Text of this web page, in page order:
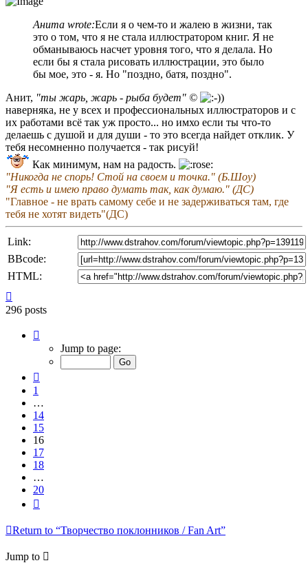
Анита wrote:Если я о чем-то и жалею в жизни, так
это о том, что я не стала иллюстратором книг. Я не
обманываюсь насчет уровня того, что я делала. Но
если бы я стала рисовать иллюстрации, это было
бы мое, это - я. Но "поздно, батя, поздно".
Анит, "ты жарь, жарь - рыба будет" ©
наверняка, не у всех и профессиональных иллюстраторов и с
их работами всё так уж просто... но имхо если ты что-то
делаешь с душой и для души - то это всегда найдет отклик. У
тебя несомненно получается - так рисуй!
Как минимум, нам на радость.
"Никогда не спорь! Стой на своем и точка." (Б.Шоу)
"Я есть и имею право думать так, как думаю." (ДС)
"Главное - не врать самому себе и не задерживаться там, где
тебя не хотят видеть"(ДС)
Link:
BBcode:
HTML:
296 posts
16
Jump to page:
1
…
14
15
16
17
18
…
20
Return to “Творчество поклонников / Fan Art”
Jump to